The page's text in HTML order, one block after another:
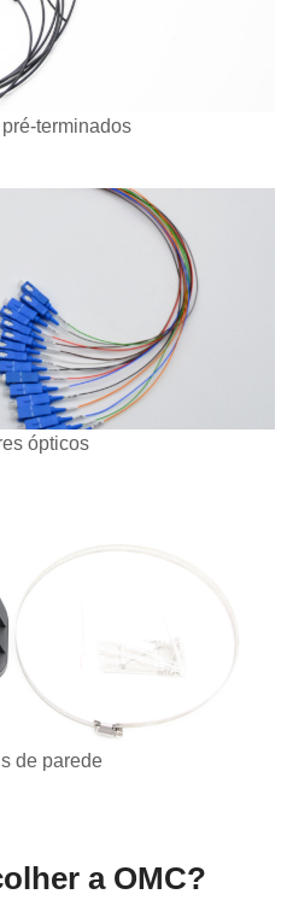
terminados
ópticos
de parede
a OMC?